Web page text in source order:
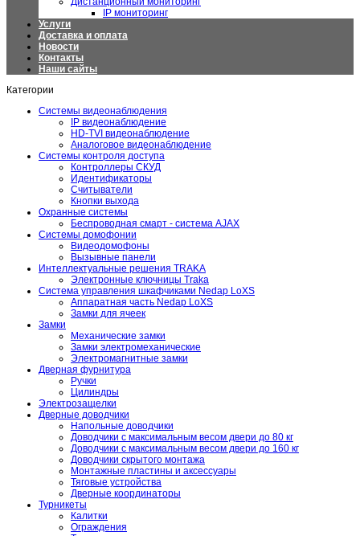
IP мониторинг
Услуги
Доставка и оплата
Новости
Контакты
Наши сайты
Категории
Системы видеонаблюдения
IP видеонаблюдение
HD-TVI видеонаблюдение
Аналоговое видеонаблюдение
Системы контроля доступа
Контроллеры СКУД
Идентификаторы
Считыватели
Кнопки выхода
Охранные системы
Беспроводная смарт - система AJAX
Системы домофонии
Видеодомофоны
Вызывные панели
Интеллектуальные решения TRAKA
Электронные ключницы Traka
Система управления шкафчиками Nedap LoXS
Аппаратная часть Nedap LoXS
Замки для ячеек
Замки
Механические замки
Замки электромеханические
Электромагнитные замки
Дверная фурнитура
Ручки
Цилиндры
Электрозащелки
Дверные доводчики
Напольные доводчики
Доводчики с максимальным весом двери до 80 кг
Доводчики с максимальным весом двери до 160 кг
Доводчики скрытого монтажа
Монтажные пластины и аксессуары
Тяговые устройства
Дверные координаторы
Турникеты
Калитки
Ограждения